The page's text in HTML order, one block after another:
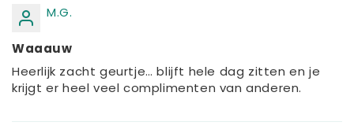
M.G.
Waaauw
Heerlijk zacht geurtje… blijft hele dag zitten en je
krijgt er heel veel complimenten van anderen.